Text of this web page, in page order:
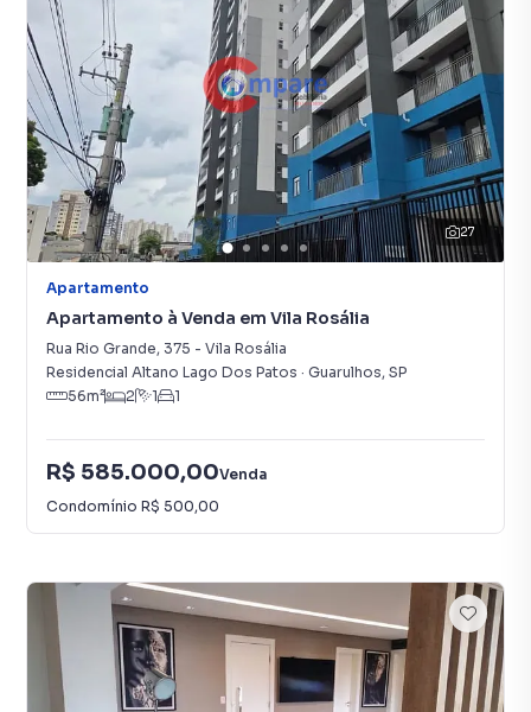
27
Apartamento
Apartamento à Venda em Vila Rosália
Rua Rio Grande, 375 - Vila Rosália
Residencial Altano Lago Dos Patos · Guarulhos, SP
56m² 2 1 1
R$ 585.000,00Venda
Condomínio R$ 500,00